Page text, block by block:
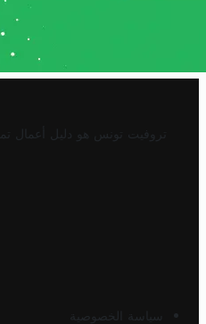
تروفيت تونس هو دليل أعمال
سياسة الخصوصية